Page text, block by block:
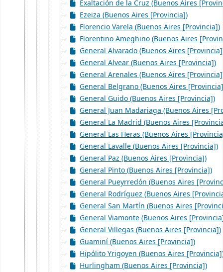
Exaltación de la Cruz (Buenos Aires
Ezeiza (Buenos Aires [Provincia])
Florencio Varela (Buenos Aires [Provincia])
Florentino Ameghino (Buenos Aires
General Alvarado (Buenos Aires
General Alvear (Buenos Aires [Provincia])
General Arenales (Buenos Aires
General Belgrano (Buenos Aires
General Guido (Buenos Aires [Provincia])
General Juan Madariaga (Buenos Aires
General La Madrid (Buenos Aires
General Las Heras (Buenos Aires
General Lavalle (Buenos Aires [Provincia])
General Paz (Buenos Aires [Provincia])
General Pinto (Buenos Aires [Provincia])
General Pueyrredón (Buenos Aires
General Rodríguez (Buenos Aires
General San Martín (Buenos Aires
General Viamonte (Buenos Aires
General Villegas (Buenos Aires [Provincia])
Guaminí (Buenos Aires [Provincia])
Hipólito Yrigoyen (Buenos Aires
Hurlingham (Buenos Aires [Provincia])